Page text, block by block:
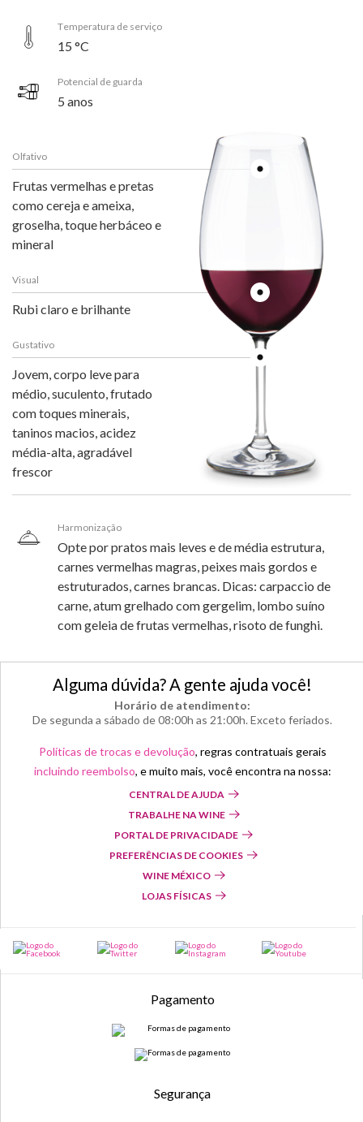
Temperatura de serviço
15 °C
Potencial de guarda
5 anos
Olfativo
Frutas vermelhas e pretas
como cereja e ameixa,
groselha, toque herbáceo e
mineral
Visual
Rubi claro e brilhante
Gustativo
Jovem, corpo leve para
médio, suculento, frutado
com toques minerais,
taninos macios, acidez
média-alta, agradável
frescor
Harmonização
Opte por pratos mais leves e de média estrutura,
carnes vermelhas magras, peixes mais gordos e
estruturados, carnes brancas. Dicas: carpaccio de
carne, atum grelhado com gergelim, lombo suíno
com geleia de frutas vermelhas, risoto de funghi.
Alguma dúvida? A gente ajuda você!
Horário de atendimento:
De segunda a sábado de 08:00h as 21:00h. Exceto feriados.
Políticas de trocas e devolução, regras contratuais gerais
incluindo reembolso, e muito mais, você encontra na nossa:
CENTRAL DE AJUDA
TRABALHE NA WINE
PORTAL DE PRIVACIDADE
PREFERÊNCIAS DE COOKIES
WINE MÉXICO
LOJAS FÍSICAS
Pagamento
Segurança